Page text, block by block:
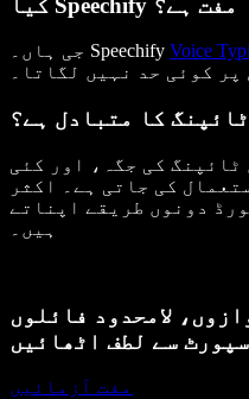
کیا Speechify مفت ہے؟
جی ہاں۔ Speechify Voice
پر کوئی حد نہیں لگاتا۔
کا متبادل ہے؟
ٹائپنگ کی جگہ، اور کئی
کی جاتی ہے۔ اکثر
دونوں طریقے اپناتے
ہیں۔
لامحدود فائلوں
مفت آزمائیں